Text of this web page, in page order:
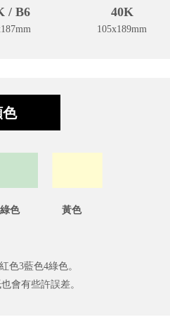
/ B6 40K
105x189mm
黃色
色3藍色4綠色。
些許誤差。